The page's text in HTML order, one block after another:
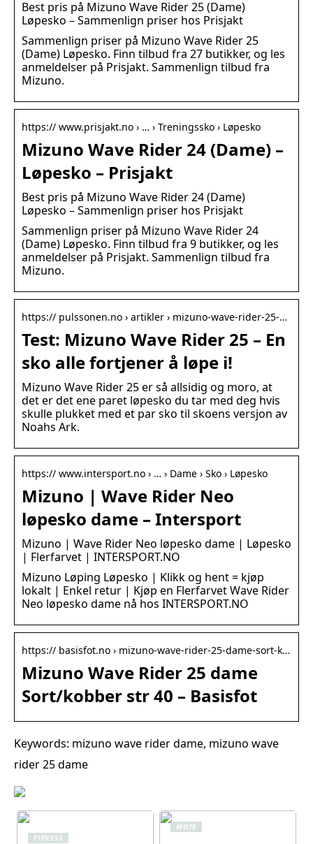
Best pris på Mizuno Wave Rider 25 (Dame)
Løpesko – Sammenlign priser hos Prisjakt
Sammenlign priser på Mizuno Wave Rider 25
(Dame) Løpesko. Finn tilbud fra 27 butikker, og les
anmeldelser på Prisjakt. Sammenlign tilbud fra
Mizuno.
https:// www.prisjakt.no › … › Treningssko › Løpesko
Mizuno Wave Rider 24 (Dame) –
Løpesko – Prisjakt
Best pris på Mizuno Wave Rider 24 (Dame)
Løpesko – Sammenlign priser hos Prisjakt
Sammenlign priser på Mizuno Wave Rider 24
(Dame) Løpesko. Finn tilbud fra 9 butikker, og les
anmeldelser på Prisjakt. Sammenlign tilbud fra
Mizuno.
https:// pulssonen.no › artikler › mizuno-wave-rider-25-…
Test: Mizuno Wave Rider 25 – En
sko alle fortjener å løpe i!
Mizuno Wave Rider 25 er så allsidig og moro, at
det er det ene paret løpesko du tar med deg hvis
skulle plukket med et par sko til skoens versjon av
Noahs Ark.
https:// www.intersport.no › … › Dame › Sko › Løpesko
Mizuno | Wave Rider Neo
løpesko dame – Intersport
Mizuno | Wave Rider Neo løpesko dame | Løpesko
| Flerfarvet | INTERSPORT.NO
Mizuno Løping Løpesko | Klikk og hent = kjøp
lokalt | Enkel retur | Kjøp en Flerfarvet Wave Rider
Neo løpesko dame nå hos INTERSPORT.NO
https:// basisfot.no › mizuno-wave-rider-25-dame-sort-k…
Mizuno Wave Rider 25 dame
Sort/kobber str 40 – Basisfot
Keywords: mizuno wave rider dame, mizuno wave
rider 25 dame
FITNESS
MOTE